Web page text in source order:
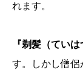
れます。
『剃髪（てい
す。しかし僧侶